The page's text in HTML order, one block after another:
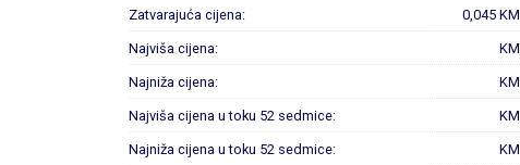
Zatvarajuća cijena: 0,045 KM
Najviša cijena: KM
Najniža cijena: KM
Najviša cijena u toku 52 sedmice: KM
Najniža cijena u toku 52 sedmice: KM